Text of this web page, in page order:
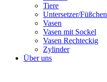
Tiere
Untersetzer/Füßchen
Vasen
Vasen mit Sockel
Vasen Rechteckig
Zylinder
Über uns